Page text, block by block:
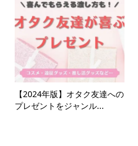
【2024年版】オタク友達への
プレゼントをジャンル...